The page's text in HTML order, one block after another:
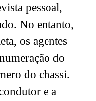
pessoal,
No entanto,
os agentes
do
do chassi.
e a